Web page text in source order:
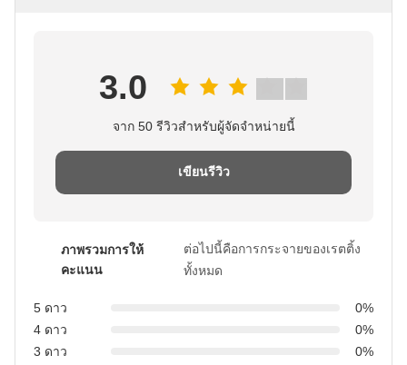
3.0
จาก 50 รีวิวสําหรับผู้จัดจําหน่ายนี้
เขียนรีวิว
ภาพรวมการให้
คะแนน
ต่อไปนี้คือการกระจายของเรตติ้ง
ทั้งหมด
5 ดาว
0%
4 ดาว
0%
3 ดาว
0%